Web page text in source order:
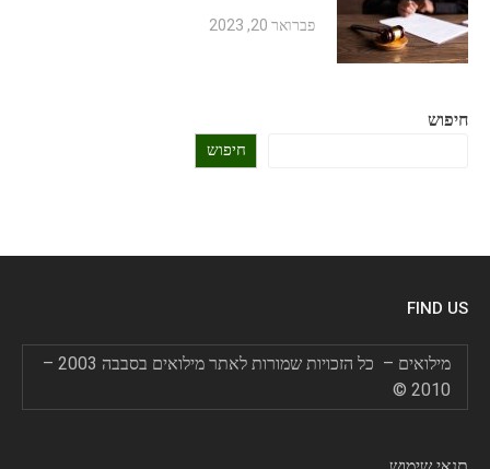
פברואר 20, 2023
חיפוש
חיפוש
FIND US
מילואים – כל הזכויות שמורות לאתר מילואים בסבבה 2003 –
2010 ©